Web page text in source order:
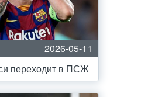
2026-05-11
переходит в ПСЖ